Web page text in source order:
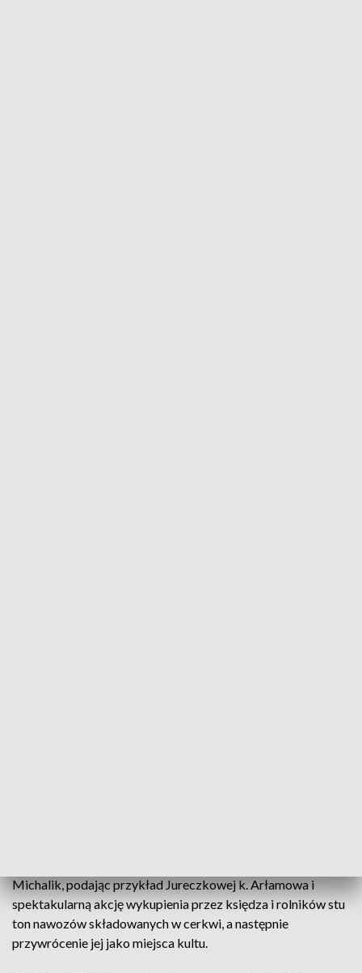
Michalik, podając przykład Jureczkowej k. Arłamowa i
spektakularną akcję wykupienia przez księdza i rolników stu
ton nawozów składowanych w cerkwi, a następnie
przywrócenie jej jako miejsca kultu.